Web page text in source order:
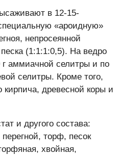
в 12-15-
«ароидную»
непросеянной
(1:1:1:0,5). На ведро
г аммиачной селитры и по
селитры. Кроме того,
кирпича, древесной коры и
и другого состава:
торф, песок
хвойная,